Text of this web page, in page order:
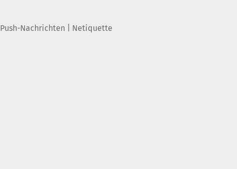
Push-Nachrichten Netiquette